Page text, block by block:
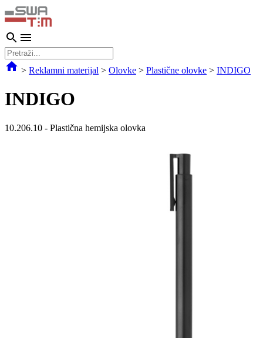
> Reklamni materijal > Olovke > Plastične olovke > INDIGO
INDIGO
10.206.10 - Plastična hemijska olovka